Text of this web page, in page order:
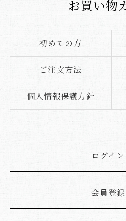
お買い物
初めての方
ご注文方法
個人情報保護方針
ログイン
会員登録